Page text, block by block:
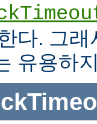
다. 그
유용하